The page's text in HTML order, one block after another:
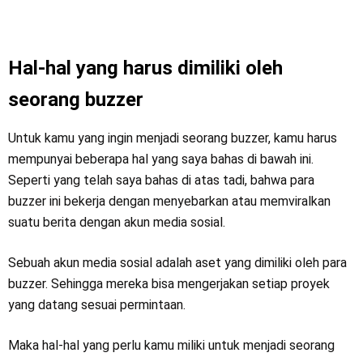
Hal-hal yang harus dimiliki oleh
seorang buzzer
Untuk kamu yang ingin menjadi seorang buzzer, kamu harus
mempunyai beberapa hal yang saya bahas di bawah ini.
Seperti yang telah saya bahas di atas tadi, bahwa para
buzzer ini bekerja dengan menyebarkan atau memviralkan
suatu berita dengan akun media sosial.
Sebuah akun media sosial adalah aset yang dimiliki oleh para
buzzer. Sehingga mereka bisa mengerjakan setiap proyek
yang datang sesuai permintaan.
Maka hal-hal yang perlu kamu miliki untuk menjadi seorang